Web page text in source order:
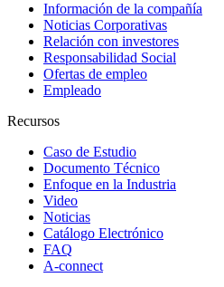
Información de la compañía
Noticias Corporativas
Relación con investores
Responsabilidad Social
Ofertas de empleo
Empleado
Recursos
Caso de Estudio
Documento Técnico
Enfoque en la Industria
Video
Noticias
Catálogo Electrónico
FAQ
A-connect